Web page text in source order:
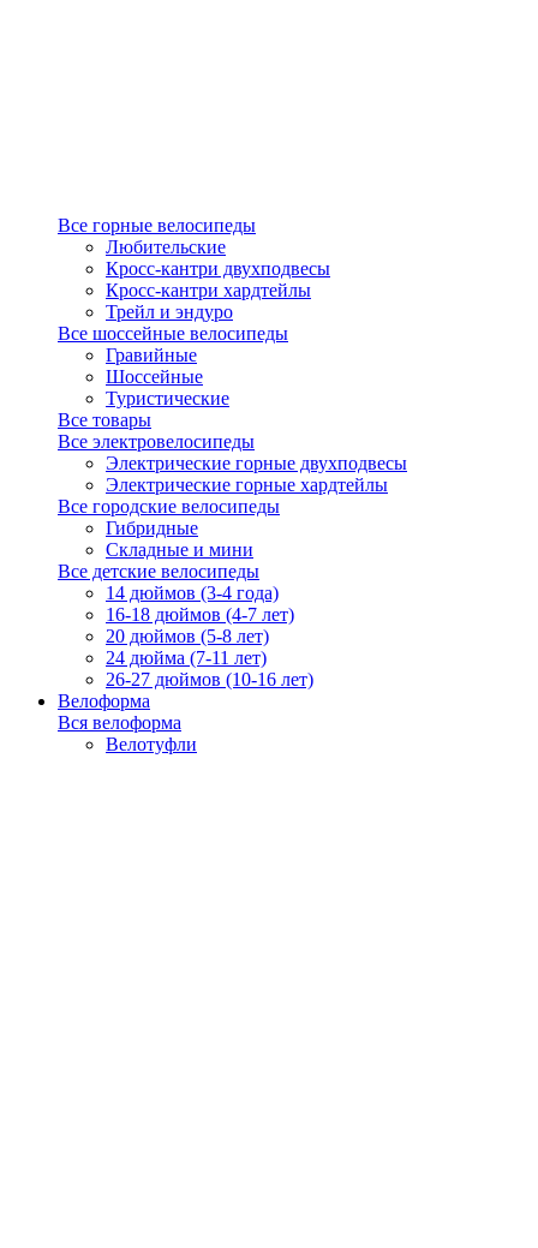
Все горные велосипеды
Любительские
Кросс-кантри двухподвесы
Кросс-кантри хардтейлы
Трейл и эндуро
Все шоссейные велосипеды
Гравийные
Шоссейные
Туристические
Все товары
Все электровелосипеды
Электрические горные двухподвесы
Электрические горные хардтейлы
Все городские велосипеды
Гибридные
Складные и мини
Все детские велосипеды
14 дюймов (3-4 года)
16-18 дюймов (4-7 лет)
20 дюймов (5-8 лет)
24 дюйма (7-11 лет)
26-27 дюймов (10-16 лет)
Велоформа
Вся велоформа
Велотуфли